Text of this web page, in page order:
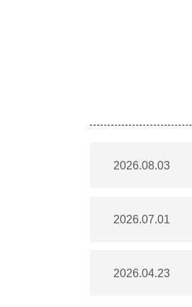
2026.08.03
2026.07.01
2026.04.23